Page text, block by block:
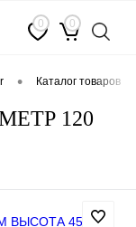
0 0
• каталог товаров
120